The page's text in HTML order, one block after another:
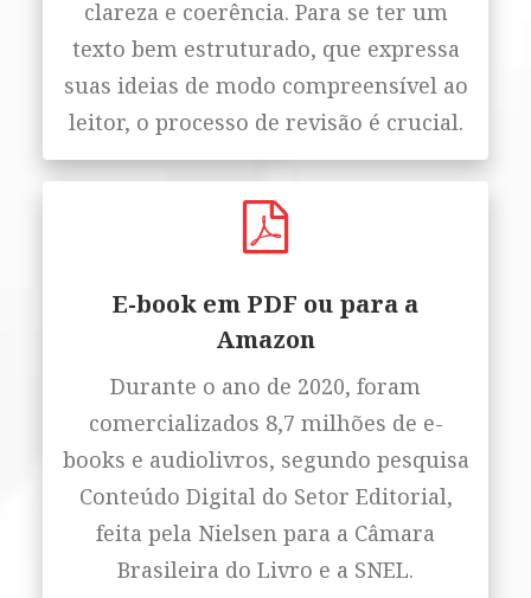
clareza e coerência. Para se ter um
texto bem estruturado, que expressa
suas ideias de modo compreensível ao
leitor, o processo de revisão é crucial.
E-book em PDF ou para a
Amazon
Durante o ano de 2020, foram
comercializados 8,7 milhões de e-
books e audiolivros, segundo pesquisa
Conteúdo Digital do Setor Editorial,
feita pela Nielsen para a Câmara
Brasileira do Livro e a SNEL.